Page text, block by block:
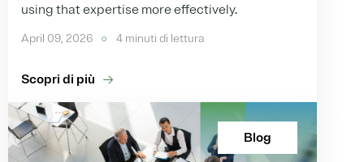
using that expertise more effectively.
April 09, 2026 4 minuti di lettura
Scopri di più
Blog